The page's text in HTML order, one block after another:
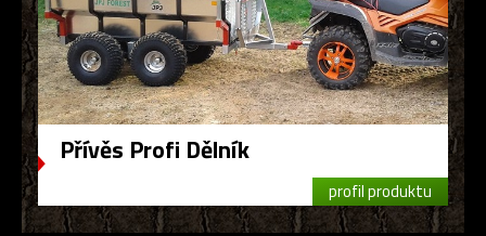
Přívěs Profi Dělník
profil produktu